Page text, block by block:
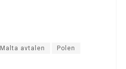
Malta avtalen Polen